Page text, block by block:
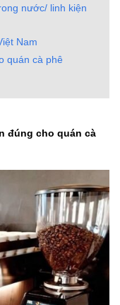
nước/ linh kiện
Nam
quán cà phê
đúng cho quán cà